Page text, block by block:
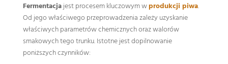
Fermentacjajest procesem kluczowym wprodukcji piwa.
Od jego właściwego przeprowadzenia zależy uzyskanie
właściwych parametrów chemicznych oraz walorów
smakowych tego trunku. Istotne jest dopilnowanie
poniższych czynników: